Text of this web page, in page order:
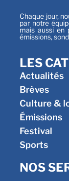
Chaque jour,
par notre
mais aussi en
émissions,
LES
Actualités
Brèves
Culture &
Émissions
Festival
Sports
NOS